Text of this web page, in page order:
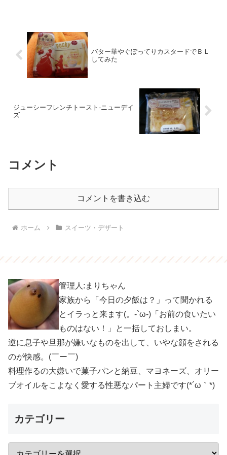
バター華やぐぽってりカスタードでＢＬ
してみた
ジューシーフレンチトースト-ニューデイ
ズ
コメント
コメントを書き込む
ホーム スイーツ・デザート
管理人:まりちゃん
家族から「今日の夕飯は？」って聞かれる
とイラっと来ます(。-`ω-)「お前の食いたい
ものはない！」と一括しておしまい。
逆に息子や旦那が嫌いなものを出して、いやな顔をされる
のが快感。(￣ー￣)
料理作るの大嫌いで菓子パンと納豆、マヨネーズ、オリー
ブオイルをこよなく愛する性悪なパート主婦です(*´ω｀*)
カテゴリー